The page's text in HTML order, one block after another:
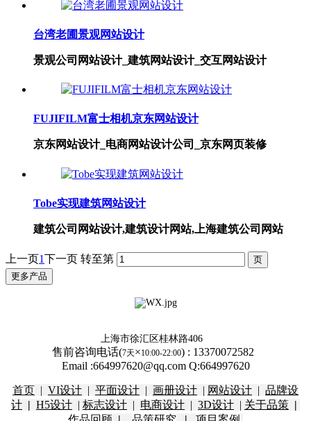
台湾老圃景观网站设计
景观公司网站设计_建筑网站设计_交互网站设计
FUJIFILM富士相机京东网站设计
京东网站设计_电商网站设计公司_京东网页装修
Tobe实现建筑网站设计
建筑公司网站设计,建筑设计网站,上海建筑公司网站
上一页1下一页 转至第
更多产品
上海市徐汇区桂林路406
售前咨询电话(7天×10:00-22:00): 13370072582
Email :664997620@qq.com Q:664997620
首页 | VI设计 | 平面设计 | 画册设计 | 网站设计 | 品牌设
计 | H5设计 | 标志设计 | 电商设计 | 3D设计 | 关于品策 |